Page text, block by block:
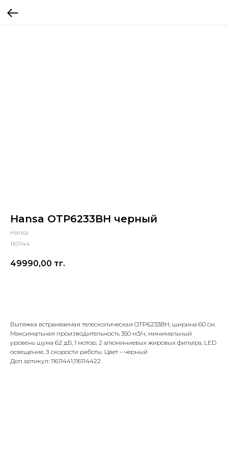
Hansa OTP6233BH черный
Hansa
1161144
49990,00 тг.
Вытяжка встраиваемая телескопическая OTP6233BH, ширина 60 см.
Максимальная производительность 350 м3/ч, минимальный
уровень шума 62 дБ, 1 мотор, 2 алюминиевых жировых фильтра, LED
освещение, З скорости работы. Цвет – черный
Доп артикул: 11611441,116114422